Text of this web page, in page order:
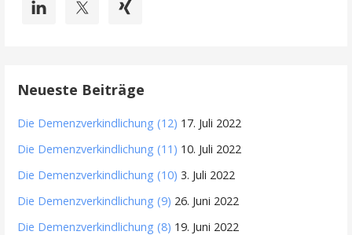
Neueste Beiträge
Die Demenzverkindlichung (12) 17. Juli 2022
Die Demenzverkindlichung (11) 10. Juli 2022
Die Demenzverkindlichung (10) 3. Juli 2022
Die Demenzverkindlichung (9) 26. Juni 2022
Die Demenzverkindlichung (8) 19. Juni 2022